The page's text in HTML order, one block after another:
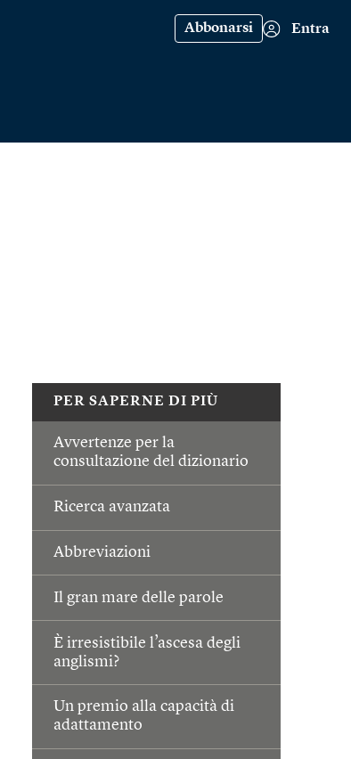
Abbonarsi Entra
PER SAPERNE DI PIÙ
Avvertenze per la
consultazione del dizionario
Ricerca avanzata
Abbreviazioni
Il gran mare delle parole
È irresistibile l’ascesa degli
anglismi?
Un premio alla capacità di
adattamento